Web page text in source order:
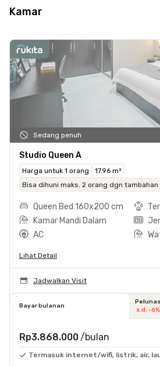
Kamar
Sedang penuh
Studio Queen A
Harga untuk 1 orang
17.96 m²
Bisa dihuni maks. 2 orang dgn tambahan
Queen Bed 160x200 cm
Kamar Mandi Dalam
AC
Lihat Detail
Jadwalkan Visit
Bayar bulanan
s.d. -6%
Rp3.868.000 /bulan
Termasuk internet/wifi, listrik, air,